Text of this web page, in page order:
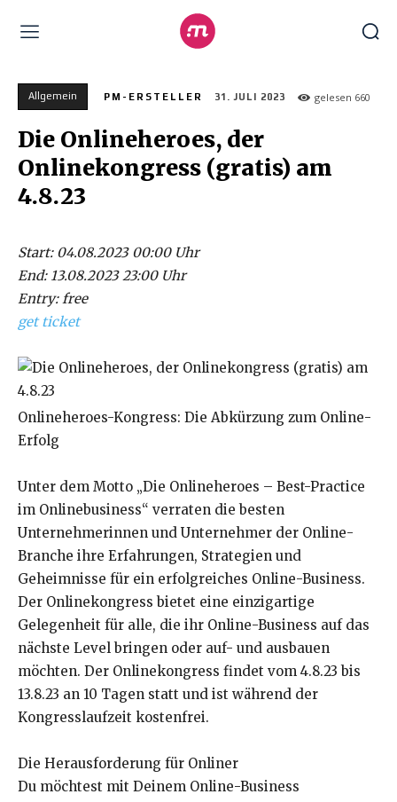
Allgemein PM-ERSTELLER 31. JULI 2023 gelesen 660
Die Onlineheroes, der
Onlinekongress (gratis) am
4.8.23
Start: 04.08.2023 00:00 Uhr
End: 13.08.2023 23:00 Uhr
Entry: free
get ticket
Onlineheroes-Kongress: Die Abkürzung zum Online-
Erfolg
Unter dem Motto „Die Onlineheroes – Best-Practice
im Onlinebusiness“ verraten die besten
Unternehmerinnen und Unternehmer der Online-
Branche ihre Erfahrungen, Strategien und
Geheimnisse für ein erfolgreiches Online-Business.
Der Onlinekongress bietet eine einzigartige
Gelegenheit für alle, die ihr Online-Business auf das
nächste Level bringen oder auf- und ausbauen
möchten. Der Onlinekongress findet vom 4.8.23 bis
13.8.23 an 10 Tagen statt und ist während der
Kongresslaufzeit kostenfrei.
Die Herausforderung für Onliner
Du möchtest mit Deinem Online-Business